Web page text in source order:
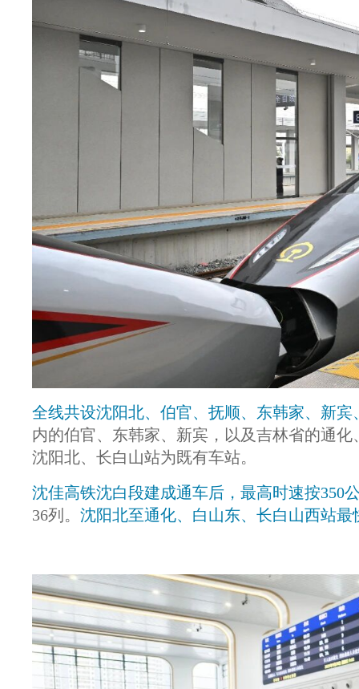
全线共设沈阳北、伯官、抚顺、东韩家、新
内的伯官、东韩家、新宾，以及吉林省的通
沈阳北、长白山站为既有车站。
沈佳高铁沈白段建成通车后，最高时速按350
36列。 沈阳北至通化、白山东、长白山西站最